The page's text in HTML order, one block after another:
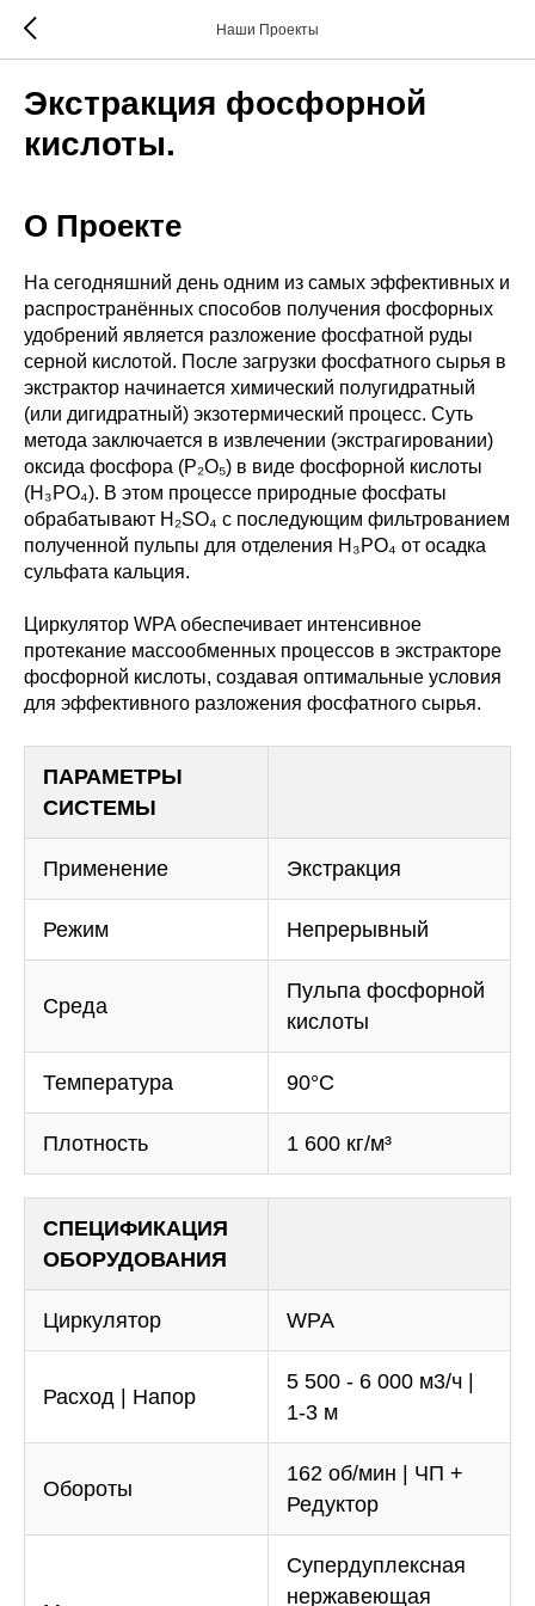
Наши Проекты
Экстракция фосфорной
кислоты.
О Проекте
На сегодняшний день одним из самых эффективных и
распространённых способов получения фосфорных
удобрений является разложение фосфатной руды
серной кислотой. После загрузки фосфатного сырья в
экстрактор начинается химический полугидратный
(или дигидратный) экзотермический процесс. Суть
метода заключается в извлечении (экстрагировании)
оксида фосфора (P₂O₅) в виде фосфорной кислоты
(H₃PO₄). В этом процессе природные фосфаты
обрабатывают H₂SO₄ с последующим фильтрованием
полученной пульпы для отделения H₃PO₄ от осадка
сульфата кальция.
Циркулятор WPA обеспечивает интенсивное
протекание массообменных процессов в экстракторе
фосфорной кислоты, создавая оптимальные условия
для эффективного разложения фосфатного сырья.
ПАРАМЕТРЫ
СИСТЕМЫ
Применение Экстракция
Режим Непрерывный
Среда
Пульпа фосфорной
кислоты
Температура 90°С
Плотность 1 600 кг/м³
СПЕЦИФИКАЦИЯ
ОБОРУДОВАНИЯ
Циркулятор WPA
Расход | Напор
5 500 - 6 000 м3/ч |
1-3 м
Обороты
162 об/мин | ЧП +
Редуктор
Супердуплексная
нержавеющая